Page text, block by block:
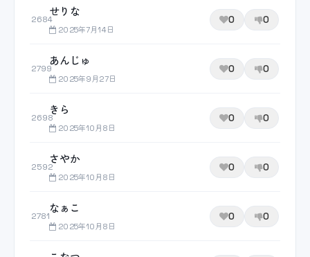
2684
せりな
2025年7月14日
0 0
2799
あんじゅ
2025年9月27日
0 0
2698
きら
2025年10月8日
0 0
2592
さやか
2025年10月8日
0 0
2781
なぁこ
2025年10月8日
0 0